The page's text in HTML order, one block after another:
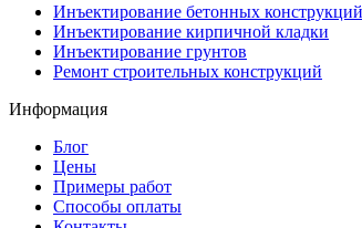
Инъектирование бетонных конструкций
Инъектирование кирпичной кладки
Инъектирование грунтов
Ремонт строительных конструкций
Информация
Блог
Цены
Примеры работ
Способы оплаты